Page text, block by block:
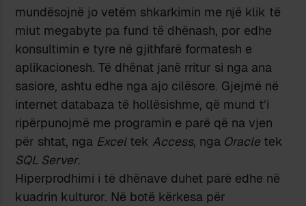
mundësojnë jo vetëm shkarkimin me një klik të
miut megabyte pa fund të dhënash, por edhe
konsultimin e tyre në gjithfarë formatesh e
aplikacionesh. Të dhënat janë rritur si nga ana
sasiore, ashtu edhe nga ajo cilësore. Gjejmë në
internet databaza të hollësishme, që mund t’i
ripërpunojmë me programin e parë që na vjen
për shtat, nga Exceltek Access, nga Oracle tek
SQL Server.
Hiperprodhimi i të dhënave duhet parë edhe në
kuadrin kulturor. Në botë kërkesa për